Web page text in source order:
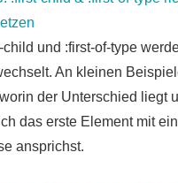
child und :first-of-type
An kleinen
der Unterschied liegt
das erste Element mit
ansprichst.